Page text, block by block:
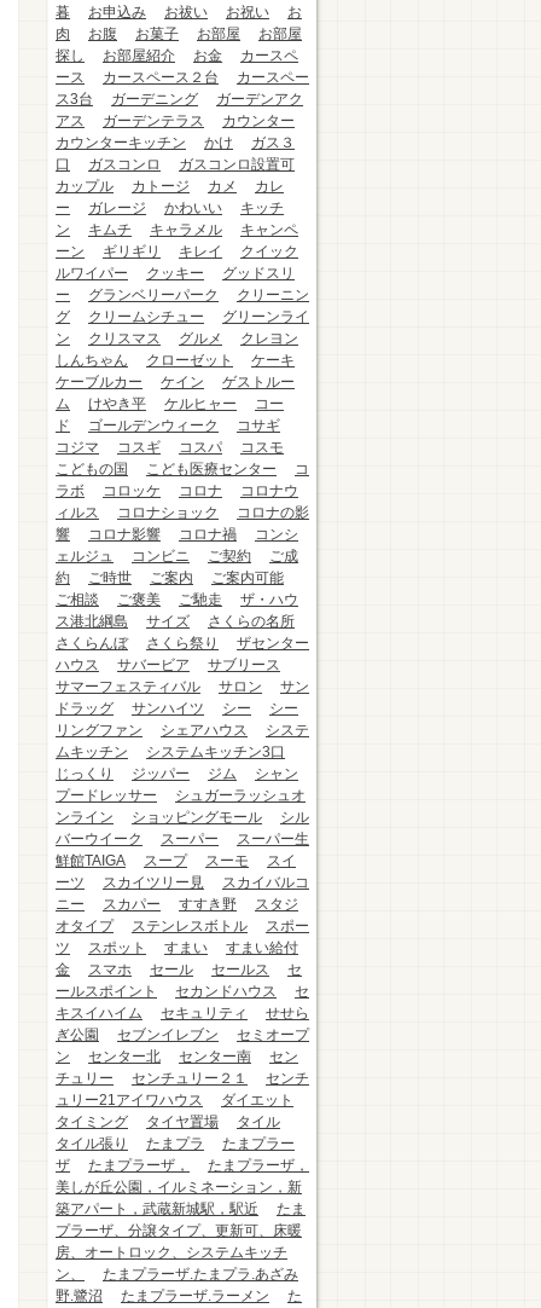
暮
お申込み お祓い お祝い
お
肉
お腹 お菓子 お部屋
お部屋
探し
お部屋紹介 お金
カースペ
ース
カースペース２台
カースペー
ス3台
ガーデニング
ガーデンアク
アス
ガーデンテラス
カウンター
カウンターキッチン
かけ
ガス３
口
ガスコンロ
ガスコンロ設置可
カップル
カトージ カメ
カレ
ー
ガレージ かわいい
キッチ
ン
キムチ キャラメル
キャンペ
ーン
ギリギリ キレイ
クイック
ルワイパー
クッキー
グッドスリ
ー
グランベリーパーク
クリーニン
グ
クリームシチュー
グリーンライ
ン
クリスマス グルメ
クレヨン
しんちゃん
クローゼット
ケーキ
ケーブルカー
ケイン
ゲストルー
ム
けやき平 ケルヒャー
コー
ド
ゴールデンウィーク
コサギ
コジマ
コスギ コスパ
コスモ
こどもの国
こども医療センター
コ
ラボ
コロッケ コロナ
コロナウ
ィルス
コロナショック
コロナの影
響
コロナ影響 コロナ禍
コンシ
ェルジュ
コンビニ ご契約
ご成
約
ご時世 ご案内
ご案内可能
ご相談
ご褒美 ご馳走
ザ・ハウ
ス港北綱島
サイズ
さくらの名所
さくらんぼ
さくら祭り
ザセンター
ハウス
サバービア
サブリース
サマーフェスティバル
サロン
サン
ドラッグ
サンハイツ シー
シー
リングファン
シェアハウス
システ
ムキッチン
システムキッチン3口
じっくり
ジッパー ジム
シャン
プードレッサー
シュガーラッシュオ
ンライン
ショッピングモール
シル
バーウイーク
スーパー
スーパー生
鮮館TAIGA
スープ スーモ
スイ
ーツ
スカイツリー見
スカイバルコ
ニー
スカパー すすき野
スタジ
オタイプ
ステンレスボトル
スポー
ツ
スポット すまい
すまい給付
金
スマホ セール セールス
セ
ールスポイント
セカンドハウス
セ
キスイハイム
セキュリティ
せせら
ぎ公園
セブンイレブン
セミオープ
ン
センター北 センター南
セン
チュリー
センチュリー２１
センチ
ュリー21アイワハウス
ダイエット
タイミング
タイヤ置場
タイル
タイル張り
たまプラ
たまプラー
ザ
たまプラーザ，
たまプラーザ，
美しが丘公園，イルミネーション，新
築アパート，武蔵新城駅，駅近
たま
プラーザ、分譲タイプ、更新可、床暖
房、オートロック、システムキッチ
ン、
たまプラーザ.たまプラ.あざみ
野.鷺沼
たまプラーザ.ラーメン
た